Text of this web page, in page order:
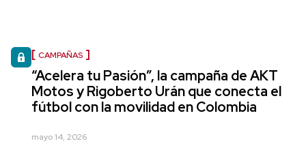
CAMPAÑAS
“Acelera tu Pasión”, la campaña de AKT
Motos y Rigoberto Urán que conecta el
fútbol con la movilidad en Colombia
mayo 14, 2026